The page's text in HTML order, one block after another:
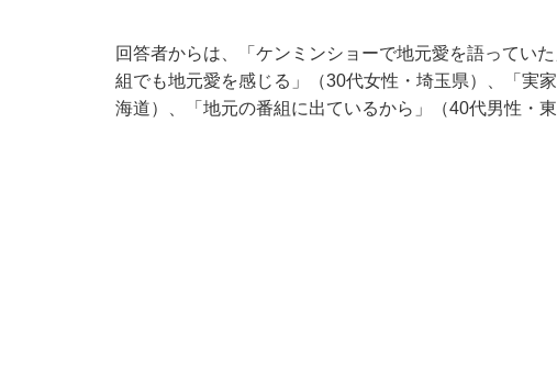
回答者からは、「ケンミンショーで地元愛を語ってい
組でも地元愛を感じる」（30代女性・埼玉県）、「実
海道）、「地元の番組に出ているから」（40代男性・